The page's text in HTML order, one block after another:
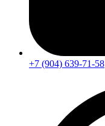
+7 (904) 639-71-58